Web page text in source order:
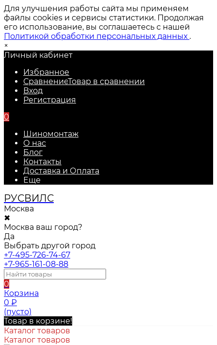
Для улучшения работы сайта мы применяем
файлы cookies и сервисы статистики. Продолжая
его использование, вы соглашаетесь с нашей
Политикой обработки персональных данных .
×
Личный кабинет
Избранное
СравнениеТовар в сравнении
Вход
Регистрация
0
Шиномонтаж
О нас
Блог
Контакты
Доставка и Оплата
Еще
РУСВИЛС
Москва
✖
Москва ваш город?
Да
Выбрать другой город
+7-495-726-74-67
+7-965-161-08-88
0
Корзина
0 ₽
(пусто)
Товар в корзине!
Каталог товаров
Каталог товаров